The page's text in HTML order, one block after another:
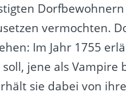
vermochten.
Im Jahr 1755
jene als Vampire
sie dabei von